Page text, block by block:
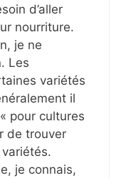
d’aller
nourriture.
je ne
Les
variétés
il
pour cultures
de trouver
je connais,